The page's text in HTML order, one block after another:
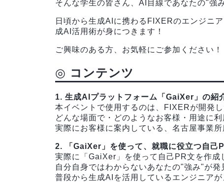
そんな学生の皆さん、AI目線であなたの"強
日頃から生成AIに携わるFIXERのエンジニ
成AI活用術が身につきます！
ご興味のある方、お気軽にご参加ください！
◎ コンテンツ
1. 生成AIプラットフォーム「GaiXer」の紹
本イベントで使用するのは、FIXERが開発
どんな場面で・どのようなお客様・用途に利
実際にお客様に案内している、名古屋事業
2. 「GaiXer」を使って、就職に役立つ自己
実際に「GaiXer」を使って自己PR文を作成
自分自身ではわからないあなたの"強み"が発
普段から生成AIを活用しているエンジニア